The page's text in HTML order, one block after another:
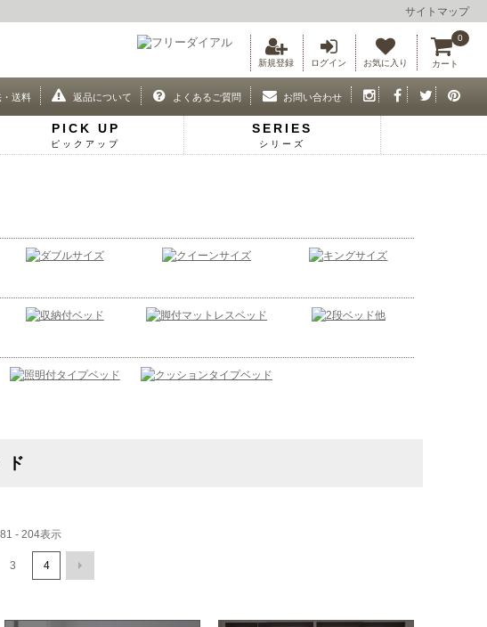
サイトマップ
新規登録 ログイン お気に入り カート
0
送料 返品について よくあるご質問 お問い合わせ
PICK UP
ピックアップ
SERIES
シリーズ
- 204表示
3 4